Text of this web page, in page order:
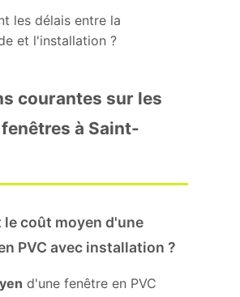
les délais entre la
et l'installation ?
courantes sur les
à Saint-
le coût moyen d'une
PVC avec installation ?
d'une fenêtre en PVC